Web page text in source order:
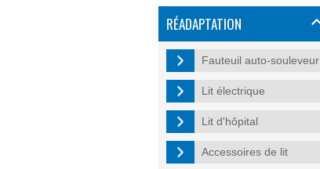
RÉADAPTATION
Fauteuil auto-souleveur
Lit électrique
Lit d'hôpital
Accessoires de lit